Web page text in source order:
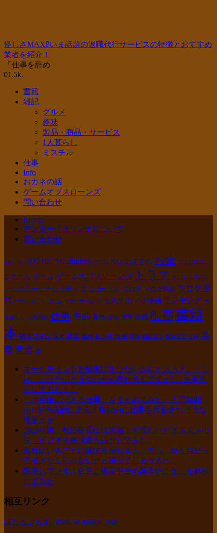
怪しさMAX⁉いま話題の退職代行サービスの特徴とおすすめ
業者を紹介！
「仕事を辞め
01.5k.
書籍
雑記
グルメ
趣味
製品・商品・サービス
1人暮らし
ミスチル
仕事
Info
おカネの話
ゲームオブスローンズ
問い合わせ
PJ test
アンダーグラウンドについて
問い合わせ
Amazon GOT HSP Mr.children Netflix NISA おすすめ お金 もぐらについ
て アマゾン ゲーム ゲームオブスローンズ ドラマ ネットフリック
ス ハイリー・センシティブ・パーソン ブログ ブログ収益 ブログ運
営 ベーシックインカム マーケティング ミスチル メタ認知 ランキング 一
人暮らし 人間関係 仕事 名曲 孤独 投資 携帯 敏感 映画書籍
本 格安スマホ 楽天 派遣 海外ドラマ 漫画 禁煙 積み立て 積み立てNISA 考
察 音楽 食
マーケティングを簡単に学びたい人にオススメ。「こ
れ、いったいどうやったら売れるんですか? 」を要約
をしてみたよ！
「20年後に消える仕事」をまとめてみた。人工知能
(AI)が本格的に来る20年以内に仕事を代替されそうな
職業とか
2021年版・秋の夜長には読書！今読むべきオススメ小
説・ビジネス書10選を紹介してみた。
孤独にいることに価値を感じる人。でも、時々自分っ
てダメなんじゃないかと思ってしまう人へ。
復業している人必見。確定申告の基本の「き」を解説
してみた
相互リンク
ほたるぷらす | ichinose-hotaru.com